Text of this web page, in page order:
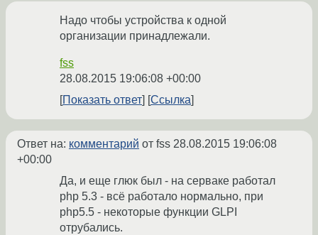
Надо чтобы устройства к одной
организации принадлежали.
fss
28.08.2015 19:06:08 +00:00
Показать ответ
Ссылка
Ответ на: комментарий от fss 28.08.2015 19:06:08
+00:00
Да, и еще глюк был - на серваке работал
php 5.3 - всё работало нормально, при
php5.5 - некоторые функции GLPI
отрубались.